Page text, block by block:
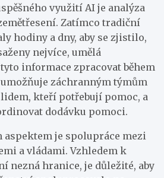
využití AI je analýza
Zatímco tradiční
hodiny a dny, aby se zjistilo,
nejvíce, umělá
informace zpracovat během
záchranným týmům
kteří potřebují pomoc, a
dodávku pomoci.
je spolupráce mezi
a vládami. Vzhledem k
nezná hranice, je důležité, aby